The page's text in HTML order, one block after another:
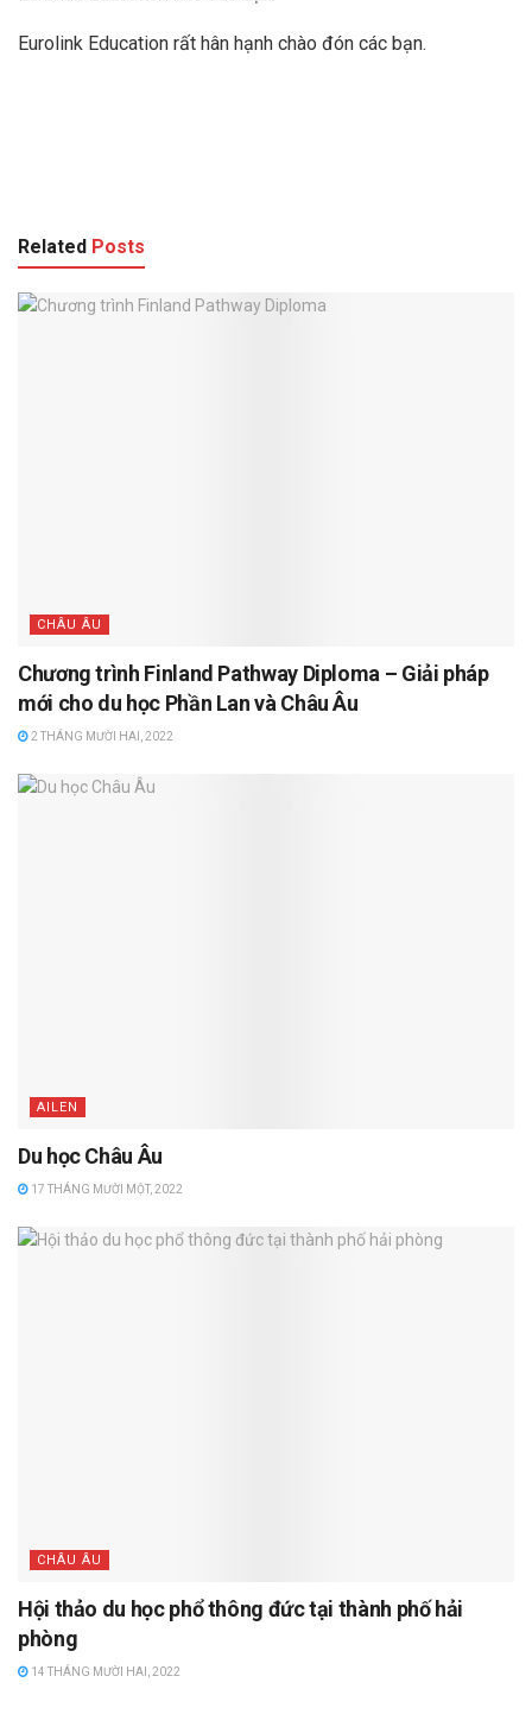
Eurolink Education rất hân hạnh chào đón các bạn.
Related Posts
CHÂU ÂU
Chương trình Finland Pathway Diploma – Giải pháp
mới cho du học Phần Lan và Châu Âu
2 THÁNG MƯỜI HAI, 2022
AILEN
Du học Châu Âu
17 THÁNG MƯỜI MỘT, 2022
CHÂU ÂU
Hội thảo du học phổ thông đức tại thành phố hải
phòng
14 THÁNG MƯỜI HAI, 2022